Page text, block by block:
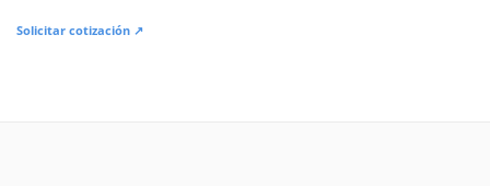
Solicitar cotización ↗